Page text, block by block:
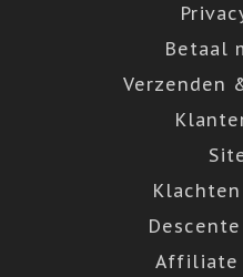
Betaal
Verzenden
Affiliate